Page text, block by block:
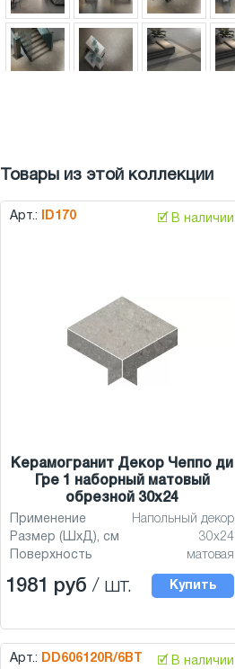
Товары из этой коллекции
Арт.: ID170 🗹 В наличии
Керамогранит Декор Чеппо ди
Гре 1 наборный матовый
обрезной 30x24
Применение
Напольный декор
Размер (ШхД), см
30x24
Поверхность
матовая
1981 руб / шт. Купить
Арт.: DD606120R/6BT 🗹 В наличии